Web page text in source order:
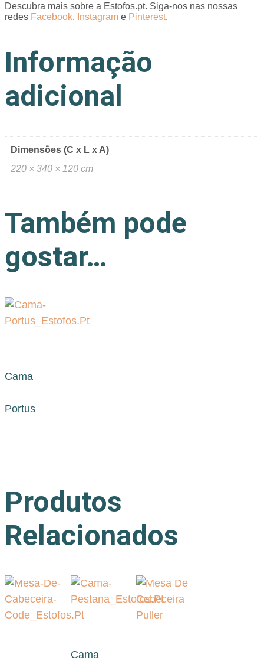
Descubra mais sobre a Estofos.pt. Siga-nos nas nossas
redes Facebook, Instagram e Pinterest.
Informação
adicional
Dimensões (C x L x A)
220 × 340 × 120 cm
Também pode
gostar…
Cama
Portus
Produtos
Relacionados
Cama